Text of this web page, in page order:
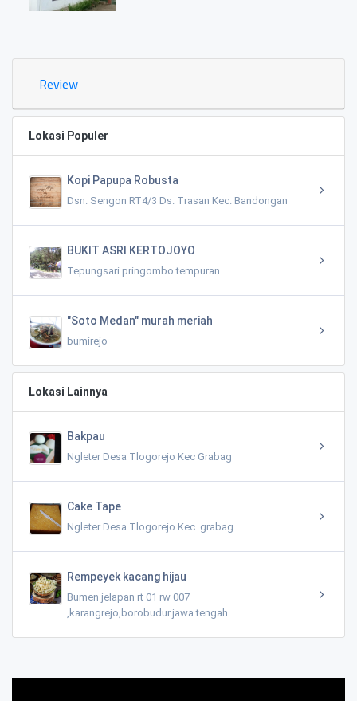
Review
Lokasi Populer
Kopi Papupa Robusta
Dsn. Sengon RT4/3 Ds. Trasan Kec. Bandongan
BUKIT ASRI KERTOJOYO
Tepungsari pringombo tempuran
"Soto Medan" murah meriah
bumirejo
Lokasi Lainnya
Bakpau
Ngleter Desa Tlogorejo Kec Grabag
Cake Tape
Ngleter Desa Tlogorejo Kec. grabag
Rempeyek kacang hijau
Bumen jelapan rt 01 rw 007
,karangrejo,borobudur.jawa tengah